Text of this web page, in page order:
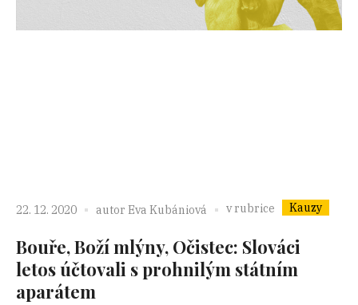
22. 12. 2020 autor Eva Kubániová v rubrice Kauzy
Bouře, Boží mlýny, Očistec: Slováci
letos účtovali s prohnilým státním
aparátem